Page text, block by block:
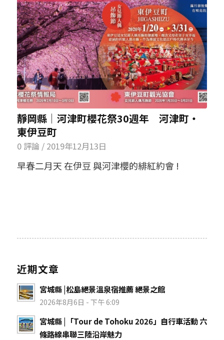
靜岡縣│河津町櫻花祭30週年 河津町・
東伊豆町
0 評論 / 2019年12月13日
早春二月天 在伊豆 與河津櫻的緋紅約會 !
近期文章
宮城縣 |松島絕景溫泉宿推薦 絕景之館
2026年8月6日 - 下午 6:09
宮城縣 |「Tour de Tohoku 2026」自行車活動 六
條路線串聯三陸沿岸魅力